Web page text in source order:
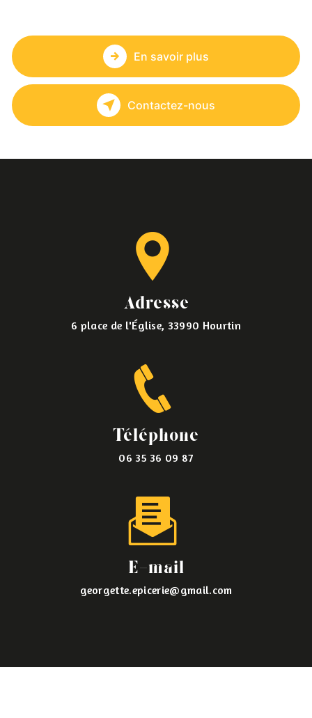
En savoir plus
Contactez-nous
Adresse
6 place de l'Église, 33990 Hourtin
Téléphone
06 35 36 09 87
E-mail
georgette.epicerie@gmail.com